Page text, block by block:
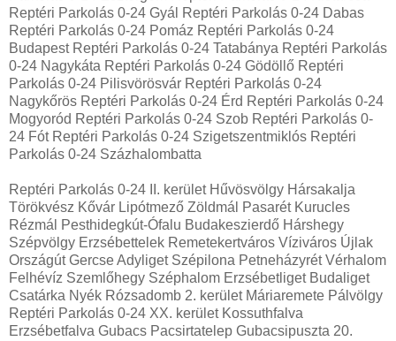
Reptéri Parkolás 0-24 Gyál Reptéri Parkolás 0-24 Dabas
Reptéri Parkolás 0-24 Pomáz Reptéri Parkolás 0-24
Budapest Reptéri Parkolás 0-24 Tatabánya Reptéri Parkolás
0-24 Nagykáta Reptéri Parkolás 0-24 Gödöllő Reptéri
Parkolás 0-24 Pilisvörösvár Reptéri Parkolás 0-24
Nagykőrös Reptéri Parkolás 0-24 Érd Reptéri Parkolás 0-24
Mogyoród Reptéri Parkolás 0-24 Szob Reptéri Parkolás 0-
24 Fót Reptéri Parkolás 0-24 Szigetszentmiklós Reptéri
Parkolás 0-24 Százhalombatta
Reptéri Parkolás 0-24 II. kerület Hűvösvölgy Hársakalja
Törökvész Kővár Lipótmező Zöldmál Pasarét Kurucles
Rézmál Pesthidegkút-Ófalu Budakeszierdő Hárshegy
Szépvölgy Erzsébettelek Remetekertváros Víziváros Újlak
Országút Gercse Adyliget Szépilona Petneházyrét Vérhalom
Felhévíz Szemlőhegy Széphalom Erzsébetliget Budaliget
Csatárka Nyék Rózsadomb 2. kerület Máriaremete Pálvölgy
Reptéri Parkolás 0-24 XX. kerület Kossuthfalva
Erzsébetfalva Gubacs Pacsirtatelep Gubacsipuszta 20.